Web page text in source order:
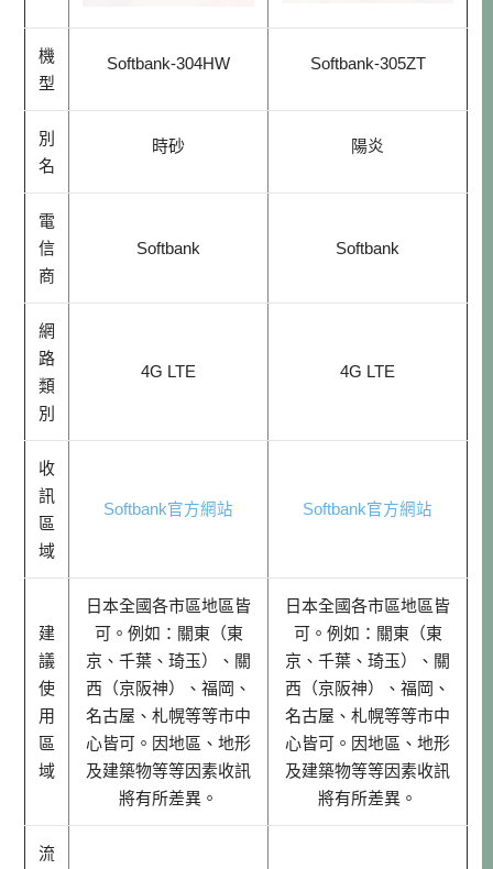
機
型
Softbank-304HW Softbank-305ZT
別
名
時砂 陽炎
電
信
商
Softbank Softbank
網
路
類
別
4G LTE 4G LTE
收
訊
區
域
Softbank官方網站 Softbank官方網站
建
議
使
用
區
域
日本全國各市區地區皆
可。例如：關東（東
京、千葉、琦玉）、關
西（京阪神）、福岡、
名古屋、札幌等等市中
心皆可。因地區、地形
及建築物等等因素收訊
將有所差異。
日本全國各市區地區皆
可。例如：關東（東
京、千葉、琦玉）、關
西（京阪神）、福岡、
名古屋、札幌等等市中
心皆可。因地區、地形
及建築物等等因素收訊
將有所差異。
流